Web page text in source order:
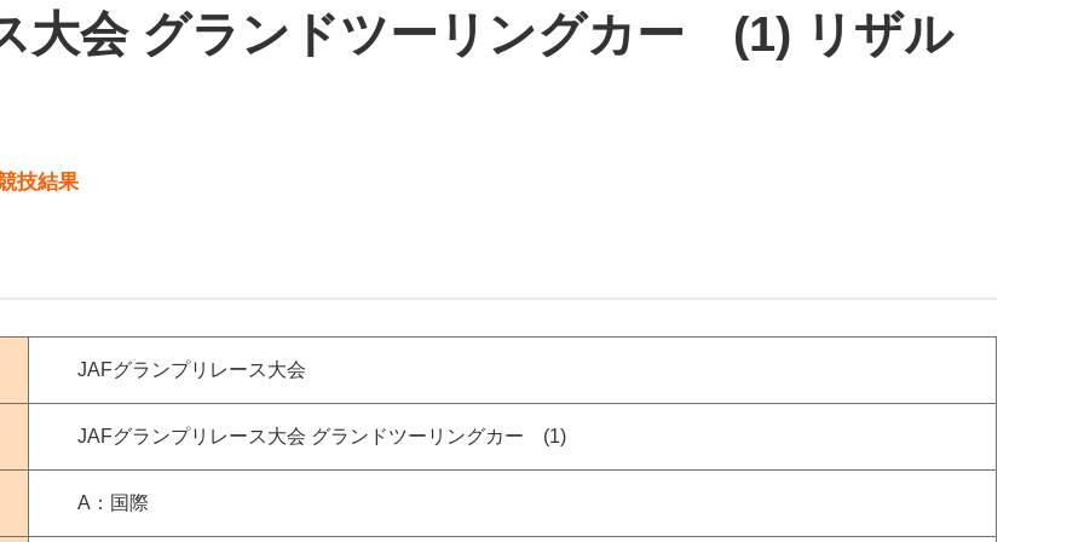
大会 グランドツーリングカー (1) リザル
技結果
JAFグランプリレース大会
JAFグランプリレース大会 グランドツーリングカー (1)
A：国際